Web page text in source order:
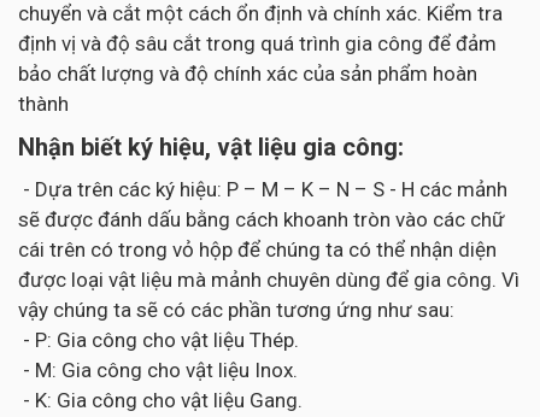
chuyển và cắt một cách ổn định và chính xác. Kiểm tra
định vị và độ sâu cắt trong quá trình gia công để đảm
bảo chất lượng và độ chính xác của sản phẩm hoàn
thành
Nhận biết ký hiệu, vật liệu gia công:
- Dựa trên các ký hiệu: P – M – K – N – S - H các mảnh
sẽ được đánh dấu bằng cách khoanh tròn vào các chữ
cái trên có trong vỏ hộp để chúng ta có thể nhận diện
được loại vật liệu mà mảnh chuyên dùng để gia công. Vì
vậy chúng ta sẽ có các phần tương ứng như sau:
- P: Gia công cho vật liệu Thép.
- M: Gia công cho vật liệu Inox.
- K: Gia công cho vật liệu Gang.